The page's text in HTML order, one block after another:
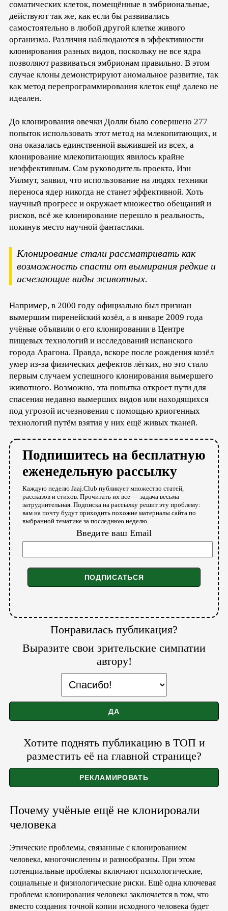
соматических клеток, помещённые в эмбриональные,
действуют так же, как если бы развивались
самостоятельно в любой другой клетке живого
организма. Различия наблюдаются в эффективности
клонирования разных видов, поскольку не все ядра
позволяют развиваться эмбрионам правильно. В этом
случае клоны демонстрируют аномальное развитие, так
как метод перепрограммирования клеток ещё далеко не
идеален.
До клонирования овечки Долли было совершено 277
попыток использовать этот метод на млекопитающих, и
она оказалась единственной выжившей из всех, а
клонирование млекопитающих явилось крайне
неэффективным. Сам руководитель проекта, Иэн
Уилмут, заявил, что использование на людях техники
переноса ядер никогда не станет эффективной. Хоть
научный прогресс и окружает множество обещаний и
рисков, всё же клонирование перешло в реальность,
покинув место научной фантастики.
Клонирование стали рассматривать как
возможность спасти от вымирания редкие и
исчезающие виды животных.
Например, в 2000 году официально был признан
вымершим пиренейский козёл, а в январе 2009 года
учёные объявили о его клонировании в Центре
пищевых технологий и исследований испанского
города Арагона. Правда, вскоре после рождения козёл
умер из-за физических дефектов лёгких, но это стало
первым случаем успешного клонирования вымершего
животного. Возможно, эта попытка откроет пути для
спасения недавно вымерших видов или находящихся
под угрозой исчезновения с помощью криогенных
технологий путём взятия у них ещё живых тканей.
Подпишитесь на бесплатную
еженедельную рассылку
Каждую неделю Jaaj.Club публикует множество статей,
рассказов и стихов. Прочитать их все — задача весьма
затруднительная. Подписка на рассылку решит эту проблему:
вам на почту будут приходить похожие материалы сайта по
выбранной тематике за последнюю неделю.
Введите ваш Email
Понравилась публикация?
Выразите свои зрительские симпатии
автору!
Хотите поднять публикацию в ТОП и
разместить её на главной странице?
Почему учёные ещё не клонировали
человека
Этические проблемы, связанные с клонированием
человека, многочисленны и разнообразны. При этом
потенциальные проблемы включают психологические,
социальные и физиологические риски. Ещё одна ключевая
проблема клонирования человека заключается в том, что
вместо создания точной копии исходного человека будет